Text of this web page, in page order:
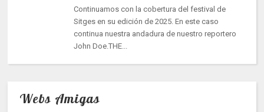
Continuamos con la cobertura del festival de
Sitges en su edición de 2025. En este caso
continua nuestra andadura de nuestro reportero
John Doe.THE...
Webs Amigas